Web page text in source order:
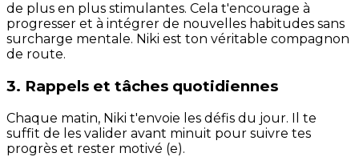
de plus en plus stimulantes. Cela t'encourage à
progresser et à intégrer de nouvelles habitudes sans
surcharge mentale. Niki est ton véritable compagnon
de route.
3. Rappels et tâches quotidiennes
Chaque matin, Niki t'envoie les défis du jour. Il te
suffit de les valider avant minuit pour suivre tes
progrès et rester motivé (e).